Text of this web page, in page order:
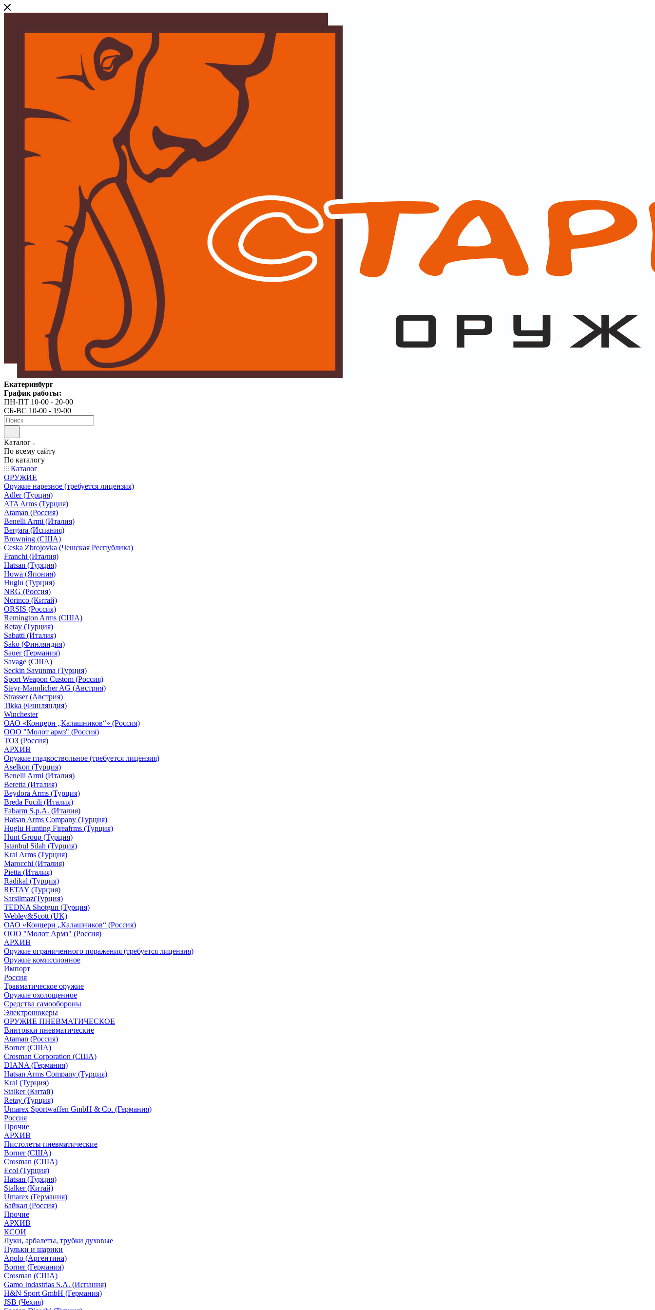
Екатеринбург
График работы:
ПН-ПТ 10-00 - 20-00
СБ-ВС 10-00 - 19-00
Каталог
По всему сайту
По каталогу
Каталог
ОРУЖИЕ
Оружие нарезное (требуется лицензия)
Adler (Турция)
ATA Arms (Турция)
Ataman (Россия)
Benelli Armi (Италия)
Bergara (Испания)
Browning (США)
Ceska Zbrojovka (Чешская Республика)
Franchi (Италия)
Hatsan (Турция)
Howa (Япония)
Huglu (Турция)
NRG (Россия)
Norinco (Китай)
ORSIS (Россия)
Remington Arms (США)
Retay (Турция)
Sabatti (Италия)
Sako (Финляндия)
Sauer (Германия)
Savage (США)
Seckin Savunma (Турция)
Sport Weapon Custom (Россия)
Steyr-Mannlicher AG (Австрия)
Strasser (Австрия)
Tikka (Финляндия)
Winchester
ОАО «Концерн „Калашников“» (Россия)
ООО "Молот армз" (Россия)
ТОЗ (Россия)
АРХИВ
Оружие гладкоствольное (требуется лицензия)
Aselkon (Турция)
Benelli Armi (Италия)
Beretta (Италия)
Beydora Arms (Турция)
Breda Fucili (Италия)
Fabarm S.p.A. (Италия)
Hatsan Arms Company (Турция)
Huglu Hunting Fireafrms (Турция)
Hunt Group (Турция)
Istanbul Silah (Турция)
Kral Arms (Турция)
Marocchi (Италия)
Pietta (Италия)
Radikal (Турция)
RETAY (Турция)
Sarsilmaz(Турция)
TEDNA Shotgun (Турция)
Webley&Scott (UK)
ОАО «Концерн „Калашников“ (Россия)
ООО "Молот Армз" (Россия)
АРХИВ
Оружие ограниченного поражения (требуется лицензия)
Оружие комиссионное
Импорт
Россия
Травматическое оружие
Оружие охолощенное
Средства самообороны
Электрошокеры
ОРУЖИЕ ПНЕВМАТИЧЕСКОЕ
Винтовки пневматические
Ataman (Россия)
Borner (США)
Crosman Corporation (США)
DIANA (Германия)
Hatsan Arms Company (Турция)
Kral (Турция)
Stalker (Китай)
Retay (Турция)
Umarex Sportwaffen GmbH & Co. (Германия)
Россия
Прочие
АРХИВ
Пистолеты пневматические
Borner (США)
Crosman (США)
Ecol (Турция)
Hatsan (Турция)
Stalker (Китай)
Umarex (Германия)
Байкал (Россия)
Прочие
АРХИВ
КСОИ
Луки, арбалеты, трубки духовые
Пульки и шарики
Apolo (Аргентина)
Borner (Германия)
Crosman (США)
Gamo Indastrias S.A. (Испания)
H&N Sport GmbH (Германия)
JSB (Чехия)